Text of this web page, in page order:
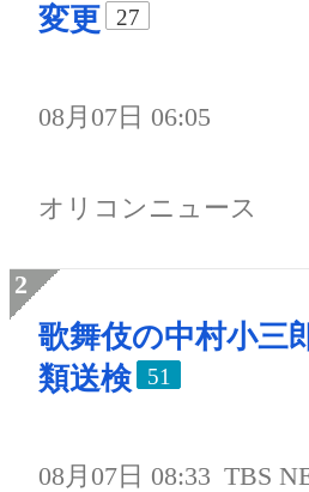
変更
27
08月07日 06:05
オリコンニュース
歌舞伎の中村小三
類送検
51
08月07日 08:33 TBS